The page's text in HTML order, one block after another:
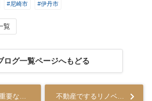
#尼崎市 #伊丹市
覧
ログ一覧ページへもどる